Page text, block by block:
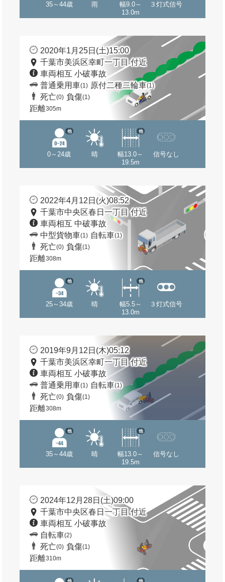
35～44歳 雨
幅9.0～
13.0m
３灯式信号
2020年1月25日(土)15:00
千葉市美浜区幸町一丁目 付近
車両相互 小破事故
普通乗用車(1) 原付二種二輪車(1)
死亡(0) 負傷(1)
距離305m
0～24歳
他
晴
幅13.0～
19.5m
他
信号なし
2022年4月12日(火)08:52
千葉市中央区春日一丁目 付近
車両相互 中破事故
中型貨物車(1) 自転車(1)
死亡(0) 負傷(1)
距離308m
25～34歳
他
晴
幅5.5～
13.0m
他
３灯式信号
2019年9月12日(木)05:12
千葉市美浜区幸町一丁目 付近
車両相互 小破事故
普通乗用車(1) 自転車(1)
死亡(0) 負傷(1)
距離308m
35～44歳
他
晴
幅13.0～
19.5m
他
信号なし
2024年12月28日(土)09:00
千葉市中央区春日一丁目 付近
車両相互 小破事故
自転車(2)
死亡(0) 負傷(1)
距離310m
他 他